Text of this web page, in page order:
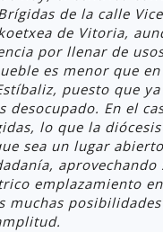
de la calle
de Vitoria,
por llenar de
es menor que
puesto que
desocupado. En el
lo que la
sea un lugar
aprovechando
emplazamiento
muchas